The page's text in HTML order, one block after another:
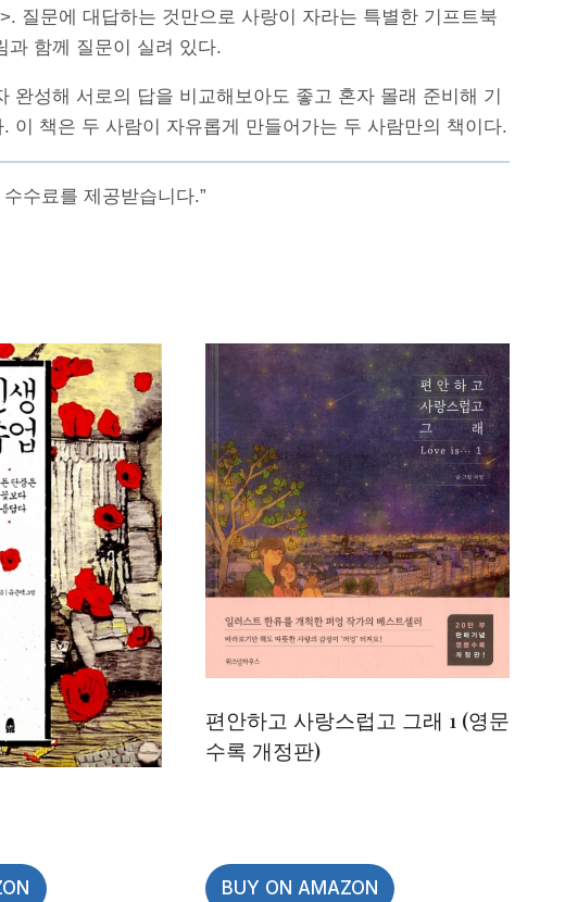
질문에 대답하는 것만으로 사랑이 자라는 특별한 기프트북
과 함께 질문이 실려 있다.
성해 서로의 답을 비교해보아도 좋고 혼자 몰래 준비해 기
책은 두 사람이 자유롭게 만들어가는 두 사람만의 책이다.
수료를 제공받습니다.”
편안하고 사랑스럽고 그래 1 (영문
수록 개정판)
BUY ON AMAZON